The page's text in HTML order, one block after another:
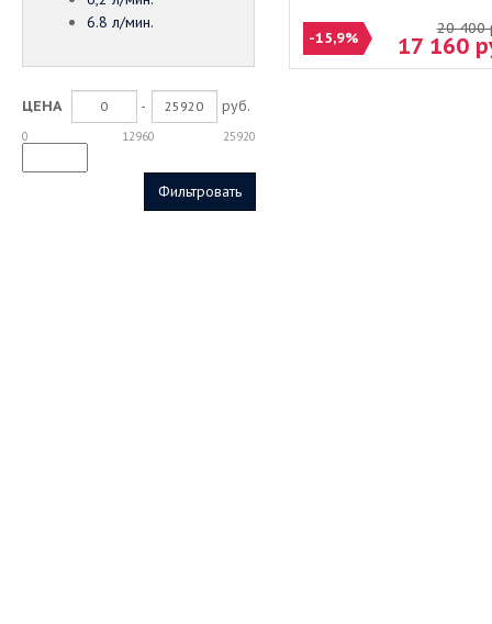
6.8 л/мин.
ЦЕНА - руб.
0 12960 25920
-15,9%
20 400
17 160